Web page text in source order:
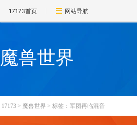
17173首页 网站导航
魔兽世界
17173 > 魔兽世界 > 标签：军团再临混音